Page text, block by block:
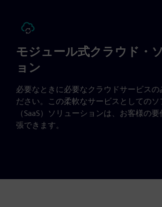
モジュール式クラウド・
ョン
必要なときに必要なクラウドサービスの
ださい。この柔軟なサービスとしてのソ
（SaaS）ソリューションは、お客様の
張できます。